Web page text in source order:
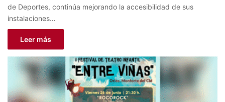
de Deportes, continúa mejorando la accesibilidad de sus
instalaciones…
Leer más